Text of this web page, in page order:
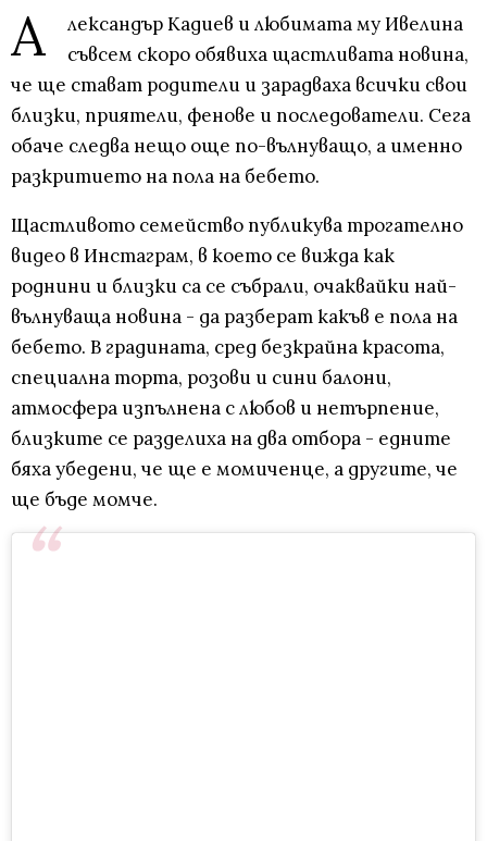
А
лександър Кадиев и любимата му Ивелина
съвсем скоро обявиха щастливата новина,
че ще стават родители и зарадваха всички свои
близки, приятели, фенове и последователи. Сега
обаче следва нещо още по-вълнуващо, а именно
разкритието на пола на бебето.
Щастливото семейство публикува трогателно
видео в Инстаграм, в което се вижда как
роднини и близки са се събрали, очаквайки най-
вълнуваща новина - да разберат какъв е пола на
бебето. В градината, сред безкрайна красота,
специална торта, розови и сини балони,
атмосфера изпълнена с любов и нетърпение,
близките се разделиха на два отбора - едните
бяха убедени, че ще е момиченце, а другите, че
ще бъде момче.